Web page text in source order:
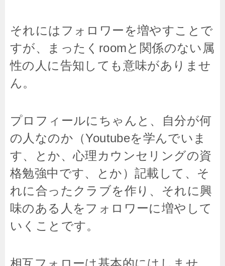
それにはフォロワーを増やすことで
すが、まったくroomと関係のない属
性の人に告知しても意味がありませ
ん。
プロフィールにちゃんと、自分が何
の人なのか（Youtubeを学んでいま
す、とか、心理カウンセリングの資
格勉強中です、とか）記載して、そ
れに合ったクラブを作り、それに興
味のある人をフォロワーに増やして
いくことです。
相互フォローは基本的にはしませ